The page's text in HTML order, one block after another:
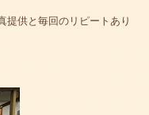
提供と毎回のリピートあり